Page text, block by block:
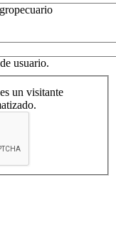
usuario.
un visitante